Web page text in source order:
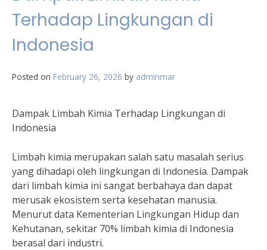
Terhadap Lingkungan di
Indonesia
Posted on February 26, 2026 by adminmar
Dampak Limbah Kimia Terhadap Lingkungan di
Indonesia
Limbah kimia merupakan salah satu masalah serius
yang dihadapi oleh lingkungan di Indonesia. Dampak
dari limbah kimia ini sangat berbahaya dan dapat
merusak ekosistem serta kesehatan manusia.
Menurut data Kementerian Lingkungan Hidup dan
Kehutanan, sekitar 70% limbah kimia di Indonesia
berasal dari industri.